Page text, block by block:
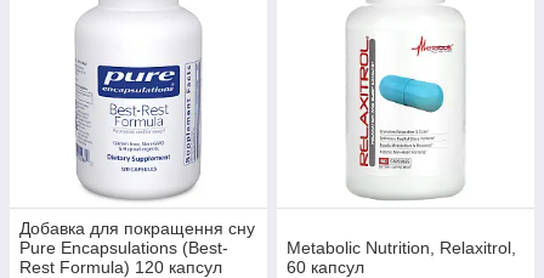
Добавка для покращення сну
Pure Encapsulations (Best-
Rest Formula) 120 капсул
Metabolic Nutrition, Relaxitrol,
60 капсул